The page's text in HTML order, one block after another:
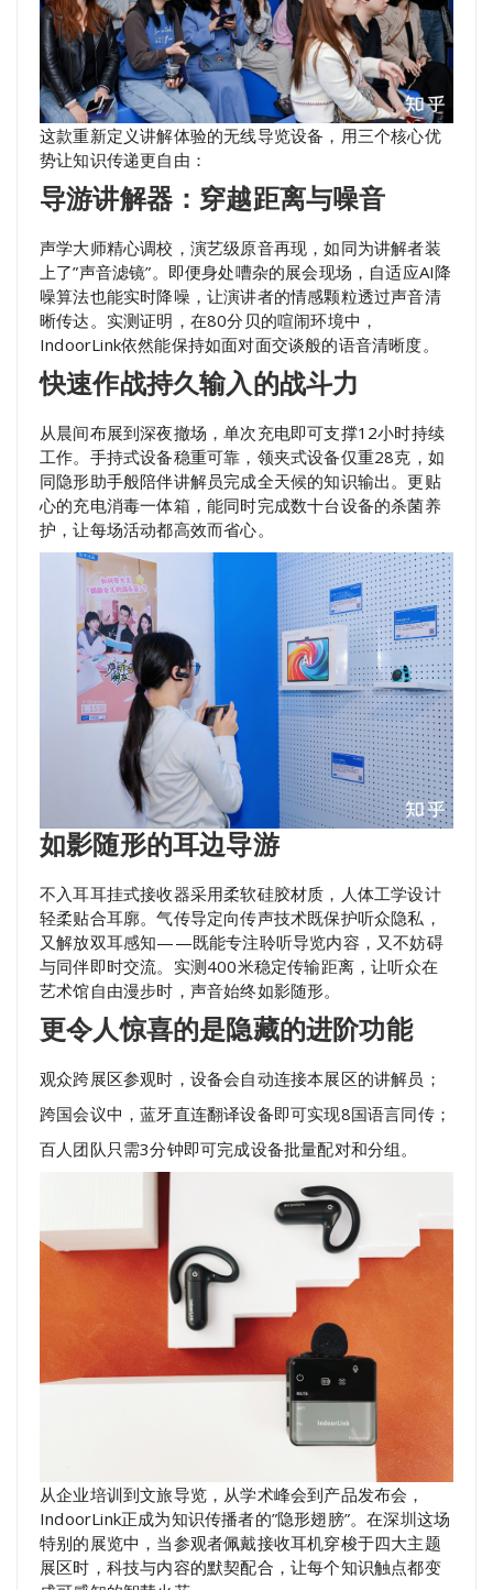
这款重新定义讲解体验的无线导览设备，用三个核心优
势让知识传递更自由：
导游讲解器：穿越距离与噪音
声学大师精心调校，演艺级原音再现，如同为讲解者装
上了”声音滤镜”。即便身处嘈杂的展会现场，自适应AI降
噪算法也能实时降噪，让演讲者的情感颗粒透过声音清
晰传达。实测证明，在80分贝的喧闹环境中，
IndoorLink依然能保持如面对面交谈般的语音清晰度。
快速作战持久输入的战斗力
从晨间布展到深夜撤场，单次充电即可支撑12小时持续
工作。手持式设备稳重可靠，领夹式设备仅重28克，如
同隐形助手般陪伴讲解员完成全天候的知识输出。更贴
心的充电消毒一体箱，能同时完成数十台设备的杀菌养
护，让每场活动都高效而省心。
如影随形的耳边导游
不入耳耳挂式接收器采用柔软硅胶材质，人体工学设计
轻柔贴合耳廓。气传导定向传声技术既保护听众隐私，
又解放双耳感知——既能专注聆听导览内容，又不妨碍
与同伴即时交流。实测400米稳定传输距离，让听众在
艺术馆自由漫步时，声音始终如影随形。
更令人惊喜的是隐藏的进阶功能
观众跨展区参观时，设备会自动连接本展区的讲解员；
跨国会议中，蓝牙直连翻译设备即可实现8国语言同传；
百人团队只需3分钟即可完成设备批量配对和分组。
从企业培训到文旅导览，从学术峰会到产品发布会，
IndoorLink正成为知识传播者的”隐形翅膀”。在深圳这场
特别的展览中，当参观者佩戴接收耳机穿梭于四大主题
展区时，科技与内容的默契配合，让每个知识触点都变